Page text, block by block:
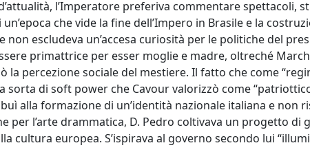
l’Imperatore preferiva commentare spettacoli,
che vide la fine dell’Impero in Brasile e la
escludeva un’accesa curiosità per le politiche del
primattrice per esser moglie e madre, oltreché
percezione sociale del mestiere. Il fatto che come
di soft power che Cavour valorizzò come
alla formazione di un’identità nazionale italiana e non
per l’arte drammatica, D. Pedro coltivava un progetto di
cultura europea. S’ispirava al governo secondo lui